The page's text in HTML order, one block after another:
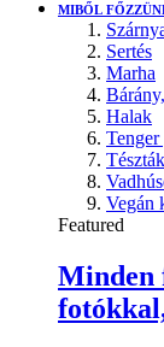
MIBŐL
Sertés
Marha
Halak
Tészták
Vegán
Featured
Minden